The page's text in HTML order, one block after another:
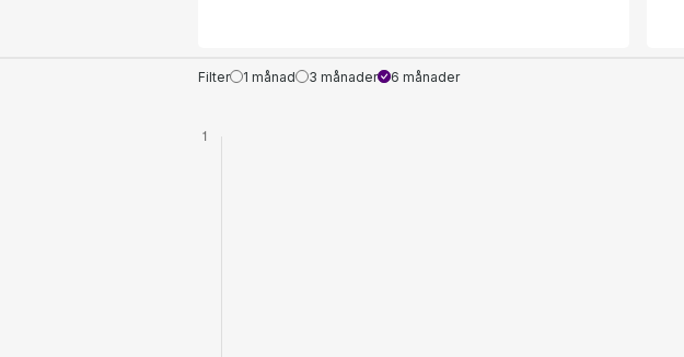
Filter 1 månad 3 månader 6 månader